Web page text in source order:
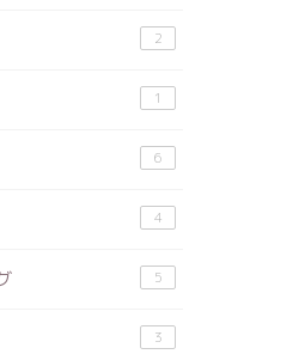
2
1
6
4
5
3